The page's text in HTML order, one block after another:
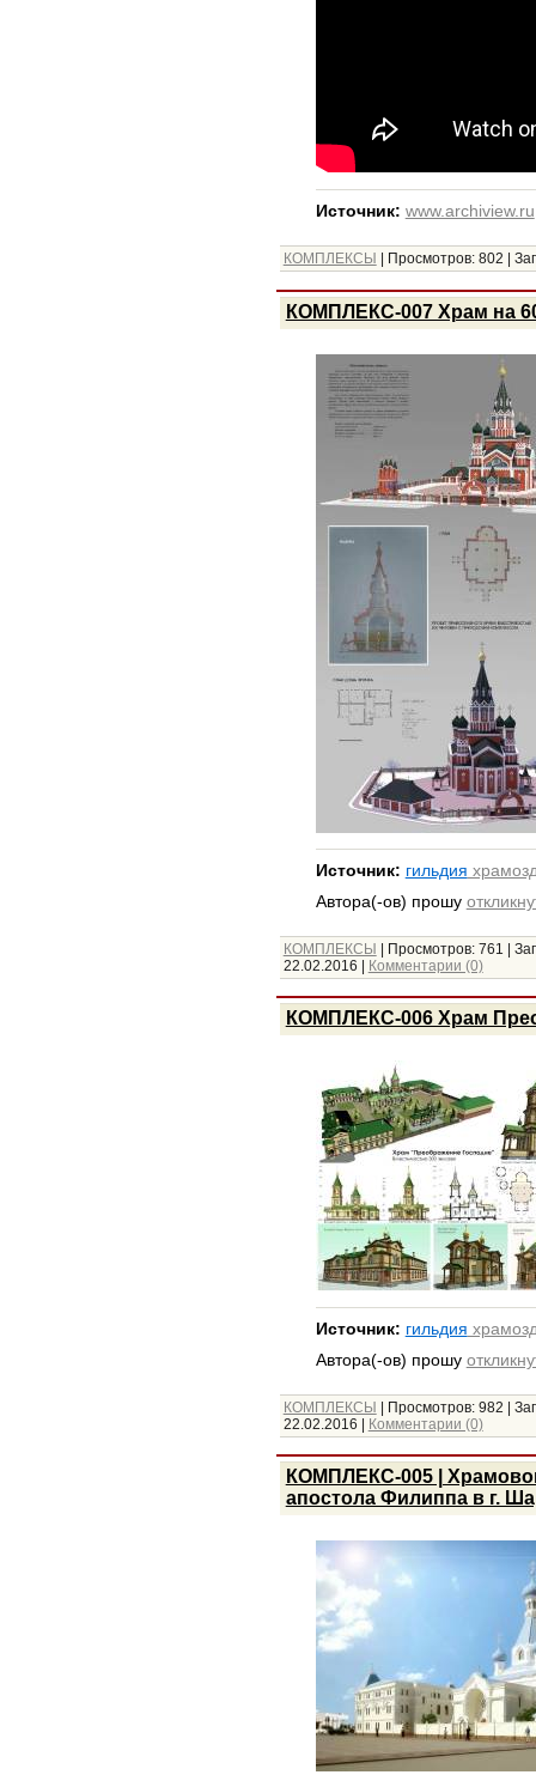
Источник: www.archiview.ru
КОМПЛЕКСЫ | Просмотров: 802 |
КОМПЛЕКС-007 Храм на
Источник: гильдия
Автора(-ов) прошу
КОМПЛЕКСЫ | Просмотров: 761 |
22.02.2016 | Комментарии (0)
КОМПЛЕКС-006 Храм
Источник: гильдия
Автора(-ов) прошу
КОМПЛЕКСЫ | Просмотров: 982 |
22.02.2016 | Комментарии (0)
КОМПЛЕКС-005 |
апостола Филиппа в г.